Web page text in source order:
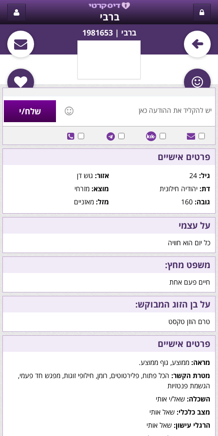
ברבי
ברבי‏ | 1981653
פרטים אישיים
גיל: אזור: גוש דן
דת: יהודיה חילונית מוצא: מזרחי
גובה:
מזל: מאזניים
על עצמי
כל יום הוא חוויה
משפט מחץ:
חיים פעם אחת
על בן הזוג המבוקש:
טרם הוזן טקסט
פרטים אישיים
מראה: ממוצע, גוף ממוצע.
מטרת הקשר: הכל פתוח, פלירטוטים, רומן, חילופי זוגות, מפגש חד פעמי,
הגשמת פנטזיות
השכלה: שאל/י אותי
מצב כלכלי: שאל אותי
הרגלי עישון: שאל אותי